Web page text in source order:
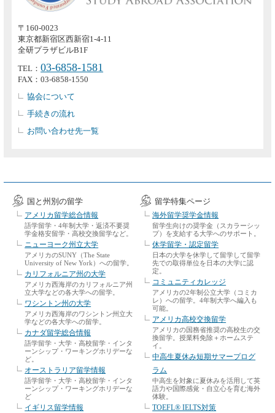
〒160-0023
東京都新宿区西新宿1-4-11
全研プラザビルB1F
TEL：03-6858-1581
FAX：03-6858-1550
協会について
手続きの流れ
お問い合わせ先一覧
国と州別の留学
アメリカ留学総合情報
語学留学・4年制大学・返済不要奨
学金格安留学・高校交換留学など。
ニューヨーク州立大学
アメリカのSUNY（The State
University of New York）への留学。
カリフォルニア州の大学
アメリカ西海岸のカリフォルニア州
立大学などの各大学への留学。
ワシントン州の大学
アメリカ西海岸のワシントン州立大
学などの各大学への留学。
カナダ留学総合情報
語学留学・大学・高校留学・インタ
ーンシップ・ワーキングホリデーな
ど。
オーストラリア留学情報
語学留学・大学・高校留学・インタ
ーンシップ・ワーキングホリデーな
ど
イギリス留学情報
留学特集ページ
海外留学奨学金情報
留学生向けの奨学金（スカラーシッ
プ）を支給する大学へのサポート。
休学留学・認定留学
日本の大学を休学して留学して留学
先での取得単位を日本の大学に認
定。
コミュニティカレッジ
アメリカの2年制公立大学（コミカ
レ）への留学。4年制大学へ編入も
可能。
アメリカ高校交換留学
アメリカの国務省推奨の高校生の交
換留学。授業料免除＋ホームステ
イ。
中高生夏休み短期サマープログ
ラム
中高生を対象に夏休みを活用して英
語力や国際感覚・自立心を育む海外
体験。
TOEFL® IELTS対策